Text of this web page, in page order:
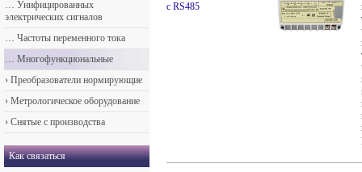
с RS485
… Унифицированных
электрических сигналов
… Частоты переменного тока
… Многофункциональные
› Преобразователи нормирующие
› Метрологическое оборудование
› Снятые с производства
Как связаться